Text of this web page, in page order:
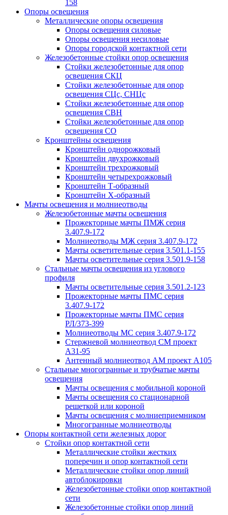
158
Опоры освещения
Металлические опоры освещения
Опоры освещения силовые
Опоры освещения несиловые
Опоры городской контактной сети
Железобетонные стойки опор освещения
Стойки железобетонные для опор
освещения СКЦ
Стойки железобетонные для опор
освещения СЦс, СНЦс
Стойки железобетонные для опор
освещения СВН
Стойки железобетонные для опор
освещения СО
Кронштейны освещения
Кронштейн однорожковый
Кронштейн двухрожковый
Кронштейн трехрожковый
Кронштейн четырехрожковый
Кронштейн Т-образный
Кронштейн Х-образный
Мачты освещения и молниеотводы
Железобетонные мачты освещения
Прожекторные мачты ПМЖ серия
3.407.9-172
Молниеотводы МЖ серия 3.407.9-172
Мачты осветительные серия 3.501.1-155
Мачты осветительные серия 3.501.9-158
Стальные мачты освещения из углового
профиля
Мачты осветительные серия 3.501.2-123
Прожекторные мачты ПМС серия
3.407.9-172
Прожекторные мачты ПМС серия
РЛ/373-399
Молниеотводы МС серия 3.407.9-172
Стержневой молниеотвод СМ проект
А31-95
Антенный молниеотвод АМ проект А105
Стальные многогранные и трубчатые мачты
освещения
Мачты освещения с мобильной короной
Мачты освещения со стационарной
решеткой или короной
Мачты освещения с молниеприемником
Многогранные молниеотводы
Опоры контактной сети железных дорог
Стойки опор контактной сети
Металлические стойки жестких
поперечин и опор контактной сети
Металлические стойки опор линий
автоблокировки
Железобетонные стойки опор контактной
сети
Железобетонные стойки опор линий